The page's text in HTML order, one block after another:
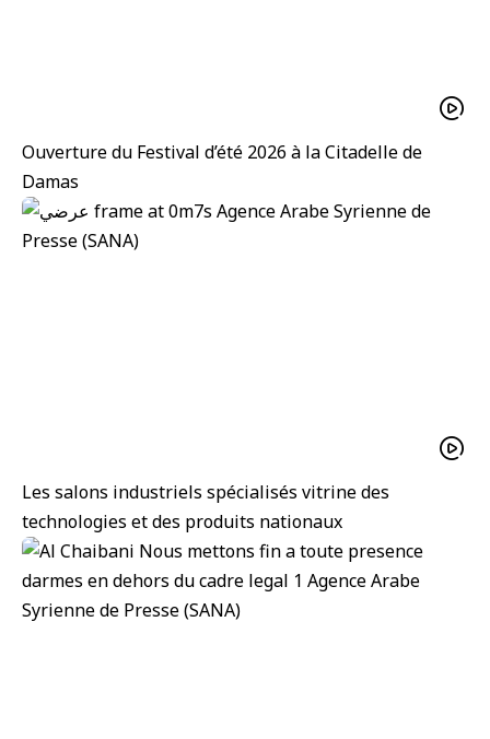
Ouverture du Festival d’été 2026 à la Citadelle de
Damas
Les salons industriels spécialisés vitrine des
technologies et des produits nationaux